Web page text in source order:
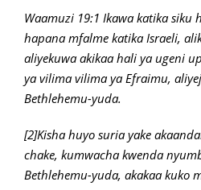
Waamuzi 19:1 Ikawa katika siku
hapana mfalme katika Israeli,
aliyekuwa akikaa hali ya ugeni
ya vilima vilima ya Efraimu,
Bethlehemu-yuda.
[2]Kisha huyo suria yake
chake, kumwacha kwenda
Bethlehemu-yuda, akakaa kuko